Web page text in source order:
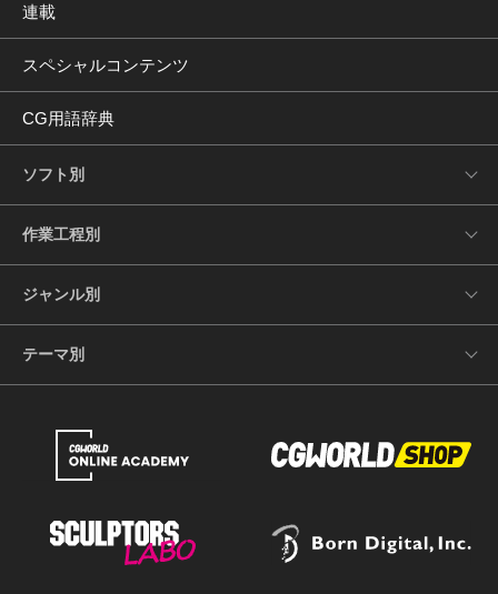
連載
スペシャルコンテンツ
CG用語辞典
ソフト別
作業工程別
ジャンル別
テーマ別